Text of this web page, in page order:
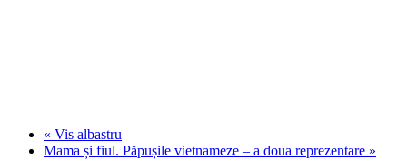
« Vis albastru
Mama și fiul. Păpușile vietnameze – a doua reprezentare »